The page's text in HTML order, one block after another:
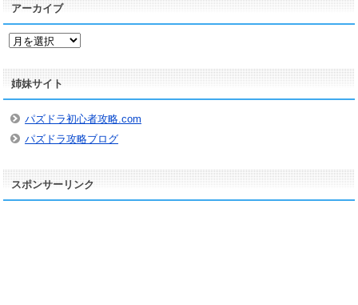
アーカイブ
ア
カ
イ
ブ
姉妹サイト
パズドラ初心者攻略.com
パズドラ攻略ブログ
スポンサーリンク